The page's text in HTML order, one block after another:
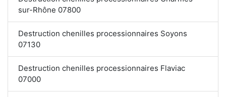
sur-Rhône 07800
Destruction chenilles processionnaires Soyons
07130
Destruction chenilles processionnaires Flaviac
07000